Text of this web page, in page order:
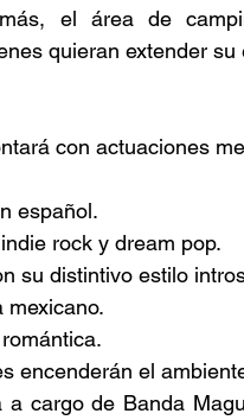
el área de
quieran extender su
con actuaciones
español.
rock y dream pop.
su distintivo estilo
mexicano.
encenderán el
cargo de Banda